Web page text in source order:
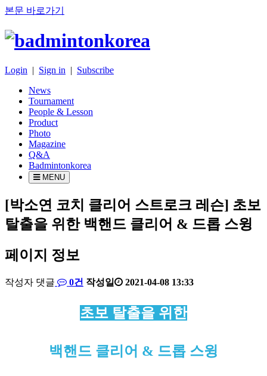
본문 바로가기
Login | Sign in | Subscribe
News
Tournament
People & Lesson
Product
Photo
Magazine
Q&A
Badmintonkorea
MENU
people
[박소연 코치 클리어 스트로크 레슨] 초보
탈출을 위한 백핸드 클리어 & 드롭 스윙
페이지 정보
작성자배댓글 0건 작성일 2021-04-08 13:33
초보 탈출을 위한
백핸드 클리어 & 드롭 스윙